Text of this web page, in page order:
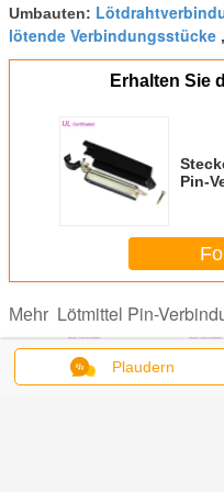
Umbauten:
lötende Verbindungsstücke ,
Erhalten Sie
Pin-
Mehr Lötmittel Pin-
Plaudern